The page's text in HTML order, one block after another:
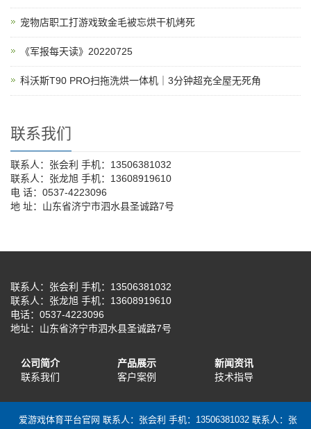
宠物店职工打游戏致金毛被忘烘干机烤死
《军报每天读》20220725
科沃斯T90 PRO扫拖洗烘一体机｜3分钟超充全屋无死角
联系我们
联系人：张会利 手机：13506381032
联系人：张龙旭 手机：13608919610
电 话：0537-4223096
地 址：山东省济宁市泗水县圣诚路7号
联系人：张会利 手机：13506381032
联系人：张龙旭 手机：13608919610
电话：0537-4223096
地址：山东省济宁市泗水县圣诚路7号
公司简介
联系我们
产品展示
客户案例
新闻资讯
技术指导
爱游戏体育平台官网 联系人：张会利 手机：13506381032 联系人：张